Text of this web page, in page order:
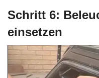
Schritt 6:
einsetzen